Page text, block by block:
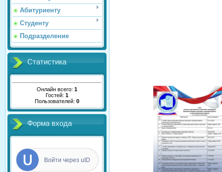
Абитуриенту
Студенту
Подразделение
Статистика
Онлайн всего: 1
Гостей: 1
Пользователей: 0
Форма входа
Войти через uID